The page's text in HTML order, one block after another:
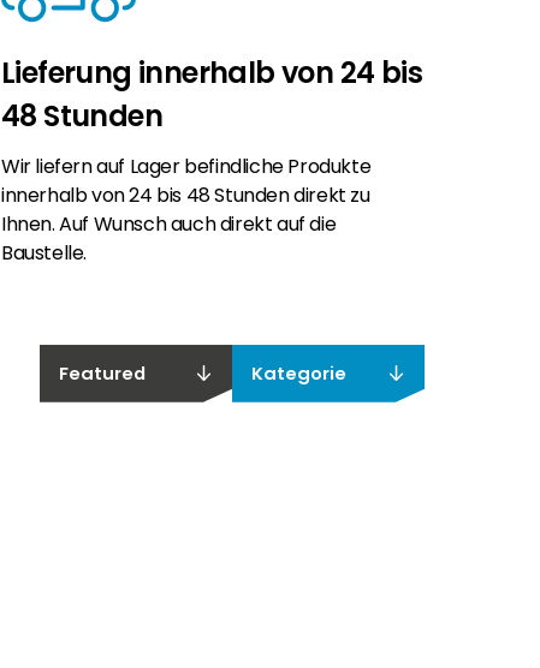
Lieferung innerhalb von 24 bis
48 Stunden
Wir liefern auf Lager befindliche Produkte
innerhalb von 24 bis 48 Stunden direkt zu
Ihnen. Auf Wunsch auch direkt auf die
Baustelle.
Featured Kategorie